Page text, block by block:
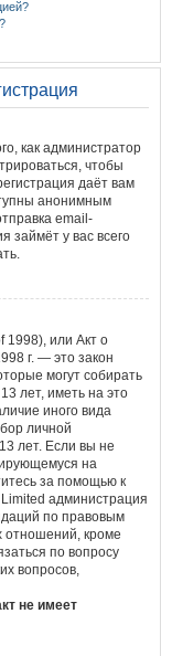
как администратор
чтобы
даёт вам
анонимным
email-
займёт у вас всего
1998), или Акт о
г. — это закон
могут собирать
лет, иметь на это
иного вида
личной
лет. Если вы не
на
за помощью к
администрация
по правовым
отношений, кроме
по вопросу
вопросов,
не имеет